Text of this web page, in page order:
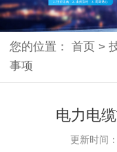
您的位置：首页 >
事项
电力电
更新时间